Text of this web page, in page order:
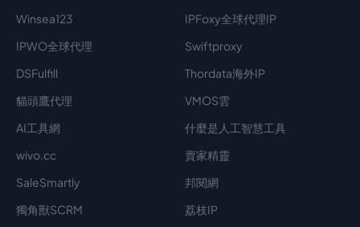
Winsea123
IPFoxy全球代理IP
IPWO全球代理
Swiftproxy
DSFulfill
Thordata海外IP
貓頭鷹代理
VMOS雲
AI工具網
什麼是人工智慧工具
wivo.cc
賣家精靈
SaleSmartly
邦閱網
獨角獸SCRM
荔枝IP